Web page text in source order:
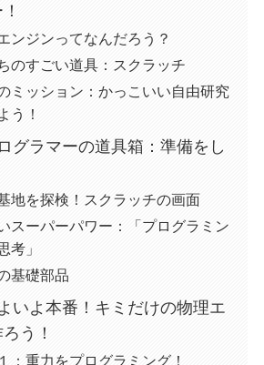
ンジンってなんだろう？
のすごい道具：スクラッチ
ミッション：かっこいい自由研究
う！
グラマーの道具箱：準備をし
地を探検！スクラッチの画面
スーパーパワー：「プログラミン
考」
基礎部品
いよ本番！キミだけの物理エ
う！
：重力をプログラミング！